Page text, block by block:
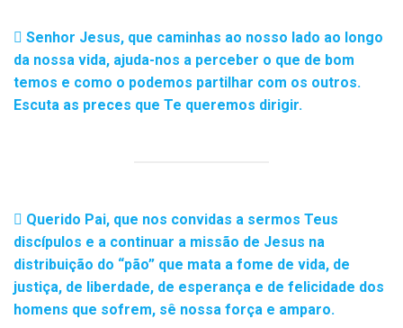
Senhor Jesus, que caminhas ao nosso lado ao longo
da nossa vida, ajuda-nos a perceber o que de bom
temos e como o podemos partilhar com os outros.
Escuta as preces que Te queremos dirigir.
Querido Pai, que nos convidas a sermos Teus
discípulos e a continuar a missão de Jesus na
distribuição do “pão” que mata a fome de vida, de
justiça, de liberdade, de esperança e de felicidade dos
homens que sofrem, sê nossa força e amparo.